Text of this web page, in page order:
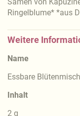
Ringelblume* *aus
Weitere
Name
Essbare
Inhalt
2 g